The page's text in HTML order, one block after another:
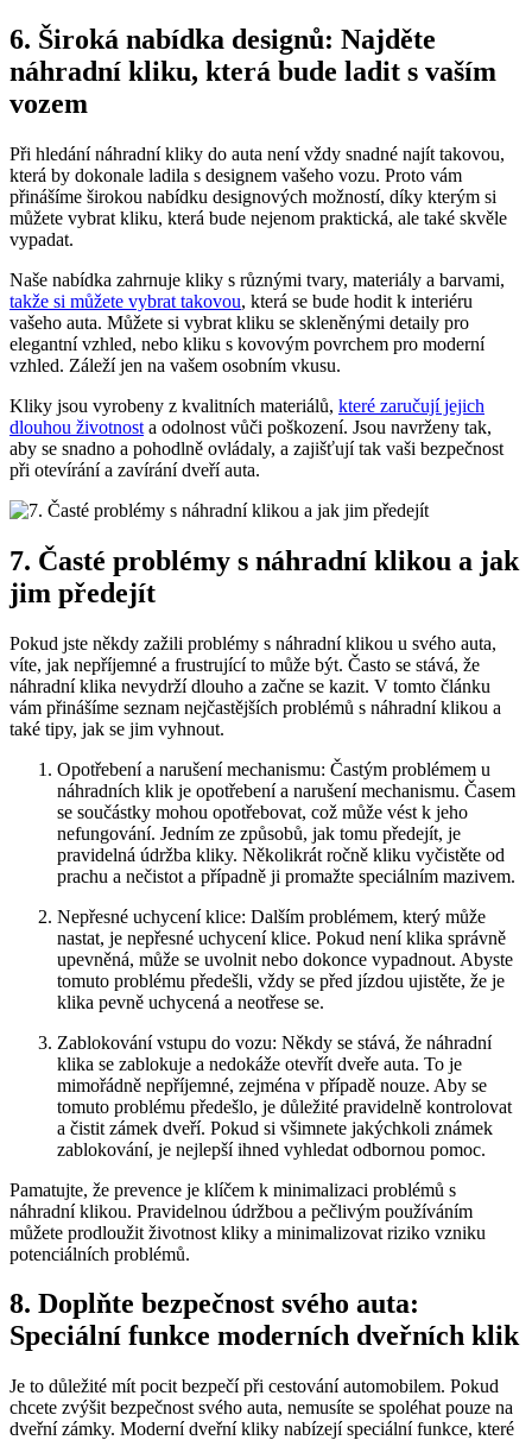
6. Široká nabídka designů: Najděte
náhradní kliku, která bude ladit s vaším
vozem
Při hledání náhradní kliky do auta není vždy snadné‌ najít takovou,
která by dokonale ladila s designem⁤ vašeho vozu. Proto vám
přinášíme širokou nabídku designových možností,⁣ díky kterým si ​
můžete vybrat kliku, která bude ⁤nejenom praktická, ale také skvěle
vypadat.
Naše nabídka zahrnuje kliky s různými tvary, materiály a barvami,
takže si můžete vybrat takovou, která ⁢se bude hodit k interiéru
vašeho auta. Můžete si ⁢vybrat kliku se skleněnými detaily pro
elegantní vzhled, nebo kliku s kovovým⁤ povrchem pro moderní
vzhled. Záleží jen​ na vašem osobním vkusu.
Kliky jsou vyrobeny z kvalitních materiálů, které zaručují jejich
dlouhou životnost a odolnost vůči⁢ poškození. Jsou navrženy tak,
aby se snadno a pohodlně ovládaly, a zajišťují tak vaši bezpečnost ​
při otevírání a zavírání dveří auta.
7. Časté problémy s náhradní klikou a jak
jim předejít
Pokud jste někdy zažili problémy s náhradní klikou u svého auta,
víte, jak nepříjemné a frustrující to může být. Často se stává, že
náhradní klika nevydrží dlouho a začne se kazit.‍ V‍ tomto článku
vám přinášíme seznam‍ nejčastějších⁢ problémů s náhradní klikou a
také tipy, jak se jim vyhnout.
Opotřebení a narušení mechanismu: Častým problémem u
náhradních klik je opotřebení a narušení mechanismu. Časem
se součástky mohou opotřebovat, což může‍ vést k jeho
nefungování.‍ Jedním⁢ ze způsobů, jak tomu předejít, je
pravidelná údržba kliky. Několikrát ročně⁣ kliku vyčistěte od
prachu ‌a nečistot a případně ji promažte speciálním mazivem.
Nepřesné uchycení⁤ klice: Dalším problémem, ⁣který může
nastat, je nepřesné uchycení klice.‌ Pokud není klika správně
upevněná,⁤ může se uvolnit nebo dokonce vypadnout. Abyste
tomuto problému předešli, vždy se před jízdou‌ ujistěte, že je
klika pevně‍ uchycená a neotřese se.
Zablokování vstupu do vozu: Někdy ‌se stává, že náhradní
klika se zablokuje a nedokáže otevřít​ dveře auta. To je
mimořádně nepříjemné,‌ zejména ⁣v případě nouze. Aby se
tomuto problému předešlo, je důležité pravidelně kontrolovat
a čistit zámek dveří. Pokud si všimnete jakýchkoli známek
zablokování, je nejlepší ​ihned vyhledat odbornou pomoc.
Pamatujte, že prevence je klíčem k minimalizaci problémů s
náhradní klikou.‍ Pravidelnou údržbou a pečlivým používáním
můžete⁣ prodloužit životnost kliky⁣ a minimalizovat riziko vzniku
potenciálních problémů.
8. Doplňte bezpečnost svého auta:
Speciální‍ funkce moderních dveřních klik
Je to ⁣důležité mít pocit bezpečí při‍ cestování automobilem. Pokud
chcete zvýšit bezpečnost svého auta, nemusíte se spoléhat pouze na
dveřní zámky. Moderní dveřní kliky nabízejí speciální funkce, které